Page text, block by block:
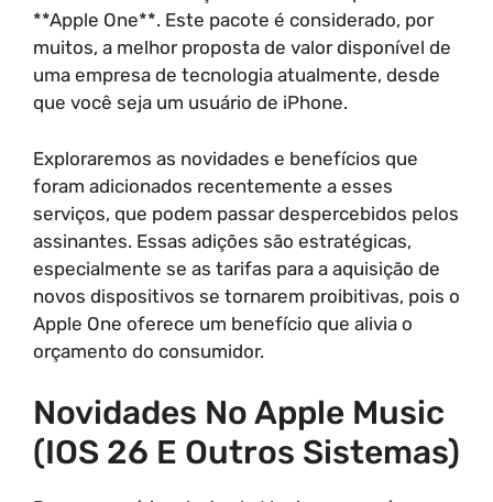
**Apple One**. Este pacote é considerado, por
muitos, a melhor proposta de valor disponível de
uma empresa de tecnologia atualmente, desde
que você seja um usuário de iPhone.
Exploraremos as novidades e benefícios que
foram adicionados recentemente a esses
serviços, que podem passar despercebidos pelos
assinantes. Essas adições são estratégicas,
especialmente se as tarifas para a aquisição de
novos dispositivos se tornarem proibitivas, pois o
Apple One oferece um benefício que alivia o
orçamento do consumidor.
Novidades No Apple Music
(iOS 26 E Outros Sistemas)